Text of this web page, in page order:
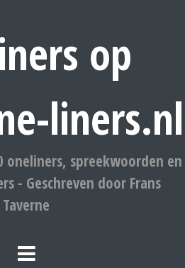
op
liners.nl
oneliners, spreekwoorden en
- Geschreven door Frans
Taverne